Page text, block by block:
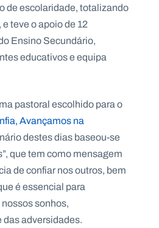
de escolaridade, totalizando
teve o apoio de 12
Ensino Secundário,
educativos e equipa
pastoral escolhido para o
Avançamos na
destes dias baseou-se
que tem como mensagem
de confiar nos outros, bem
é essencial para
sonhos,
adversidades.